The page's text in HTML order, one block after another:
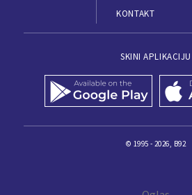
KONTAKT
SKINI APLIKACIJU
© 1995 - 2026, B92